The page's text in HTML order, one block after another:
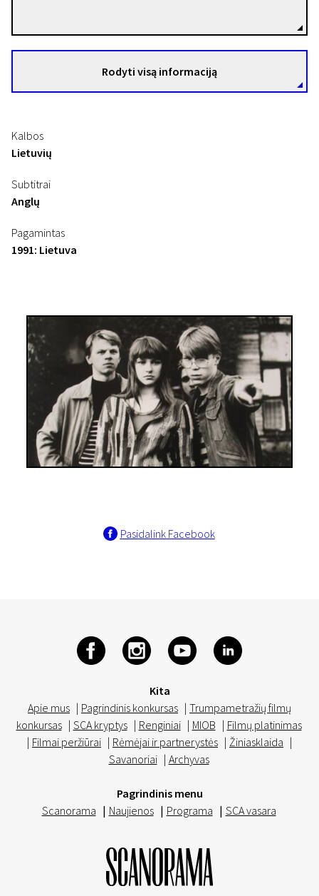
Rodyti visą informaciją
Kalbos
Lietuvių
Subtitrai
Anglų
Pagamintas
1991: Lietuva
Pasidalink Facebook
Kita
Apie mus | Pagrindinis konkursas | Trumpametražių filmų
konkursas | SCA kryptys | Renginiai | MIOB | Filmų platinimas
| Filmai peržiūrai | Rėmėjai ir partnerystės | Žiniasklaida |
Savanoriai | Archyvas
Pagrindinis menu
Scanorama | Naujienos | Programa | SCA vasara